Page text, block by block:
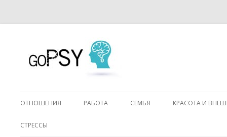
ОТНОШЕНИЯ РАБОТА СЕМЬЯ КРАСОТА И
СТРЕССЫ